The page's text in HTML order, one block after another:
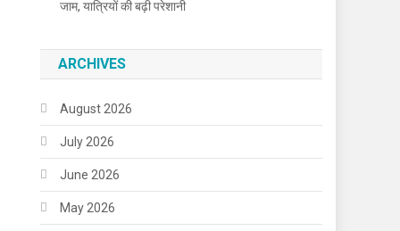
जाम, यात्रियों की बढ़ी परेशानी
ARCHIVES
August 2026
July 2026
June 2026
May 2026